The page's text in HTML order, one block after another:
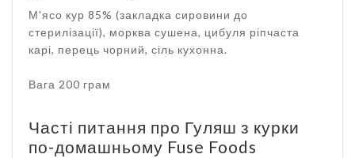
М'ясо кур 85% (закладка сировини до
стерилізації), морква сушена, цибуля ріпчаста
карі, перець чорний, сіль кухонна.
Вага 200 грам
Часті питання про Гуляш з курки
по-домашньому Fuse Foods